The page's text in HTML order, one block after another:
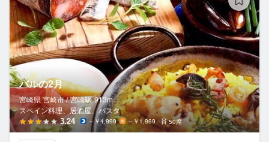
バルの2月
宮崎県 宮崎市 / 宮崎駅 913m
スペイン料理、居酒屋、パスタ
3.24 ～￥4,999 ～￥1,999 50席